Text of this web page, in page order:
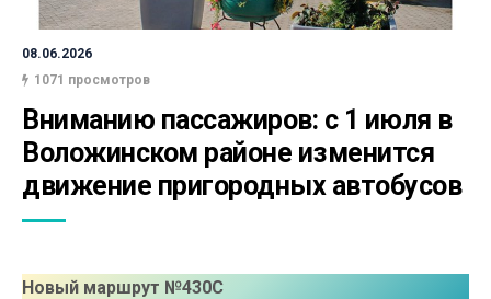
08.06.2026
1071 просмотров
Вниманию пассажиров: с 1 июля в
Воложинском районе изменится
движение пригородных автобусов
Новый маршрут №430С